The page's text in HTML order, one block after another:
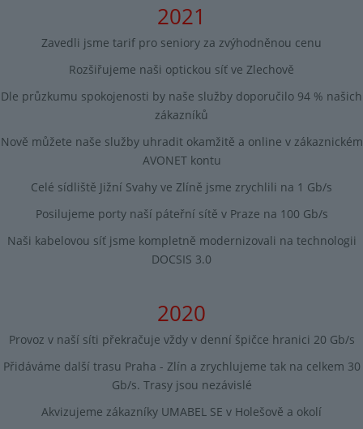
2021
Zavedli jsme tarif pro seniory za zvýhodněnou cenu
Rozšiřujeme naši optickou síť ve Zlechově
Dle průzkumu spokojenosti by naše služby doporučilo 94 % našich
zákazníků
Nově můžete naše služby uhradit okamžitě a online v zákaznickém
AVONET kontu
Celé sídliště Jižní Svahy ve Zlíně jsme zrychlili na 1 Gb/s
Posilujeme porty naší páteřní sítě v Praze na 100 Gb/s
Naši kabelovou síť jsme kompletně modernizovali na technologii
DOCSIS 3.0
2020
Provoz v naší síti překračuje vždy v denní špičce hranici 20 Gb/s
Přidáváme další trasu Praha - Zlín a zrychlujeme tak na celkem 30
Gb/s. Trasy jsou nezávislé
Akvizujeme zákazníky UMABEL SE v Holešově a okolí